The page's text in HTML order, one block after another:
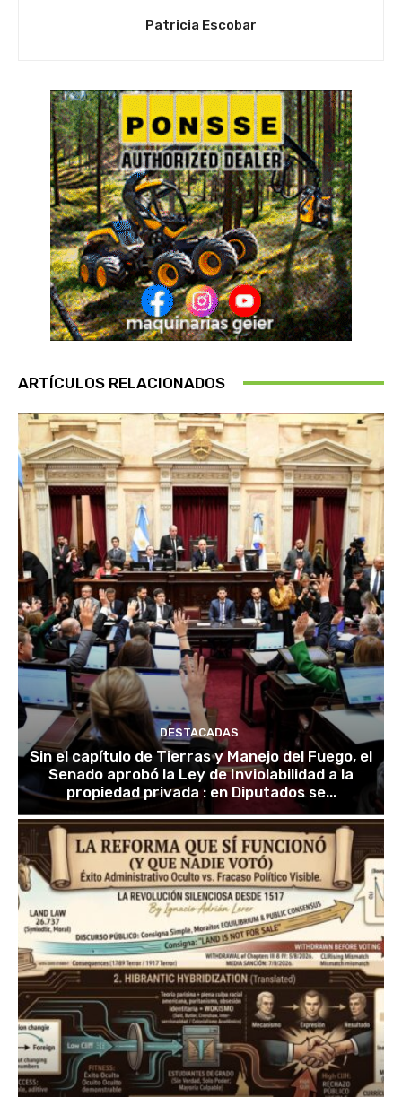
Patricia Escobar
ARTÍCULOS RELACIONADOS
DESTACADAS
Sin el capítulo de Tierras y Manejo del Fuego, el
Senado aprobó la Ley de Inviolabilidad a la
propiedad privada : en Diputados se...